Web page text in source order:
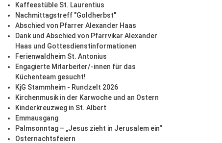
Kaffeestüble St. Laurentius
Nachmittagstreff "Goldherbst"
Abschied von Pfarrer Alexander Haas
Dank und Abschied von Pfarrvikar Alexander
Haas und Gottesdienstinformationen
Ferienwaldheim St. Antonius
Engagierte Mitarbeiter/-innen für das
Küchenteam gesucht!
KjG Stammheim - Rundzelt 2026
Kirchenmusik in der Karwoche und an Ostern
Kinderkreuzweg in St. Albert
Emmausgang
Palmsonntag – „Jesus zieht in Jerusalem ein“
Osternachtsfeiern